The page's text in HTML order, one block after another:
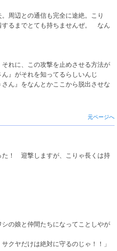
周辺との通信も完全に途絶。こり
するまでとても持ちませんぜ。 なん
れに、この攻撃を止めさせる方法が
』がそれを知ってるらしいんじ
ん』をなんとかここから脱出させな
元ページへ
！ 迎撃しますが、こりゃ長くは持
の娘と仲間たちになってことしやが
ヤだけは絶対に守るのじゃ！！」